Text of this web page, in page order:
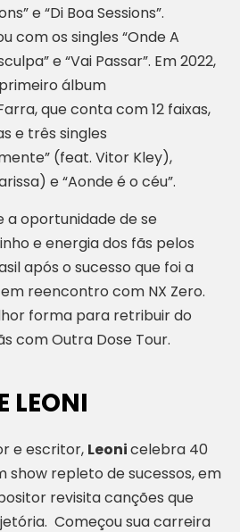
e “Di Boa Sessions”.
com os singles “Onde A
e “Vai Passar”. Em 2022,
álbum
que conta com 12 faixas,
e três singles
(feat. Vitor Kley),
e “Aonde é o céu”.
a oportunidade de se
e energia dos fãs pelos
após o sucesso que foi a
reencontro com NX Zero.
forma para retribuir do
com Outra Dose Tour.
LEONI
e escritor, Leonicelebra 40
show repleto de sucessos, em
revisita canções que
Começou sua carreira